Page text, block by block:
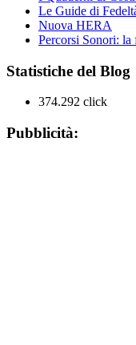
Le Guide di
Nuova HERA
Percorsi Sonori:
Statistiche del Blog
374.292 click
Pubblicità: